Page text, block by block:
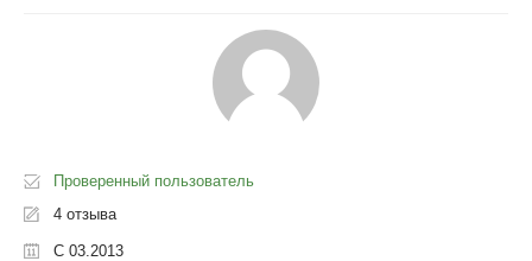
Проверенный пользователь
4 отзыва
С 03.2013